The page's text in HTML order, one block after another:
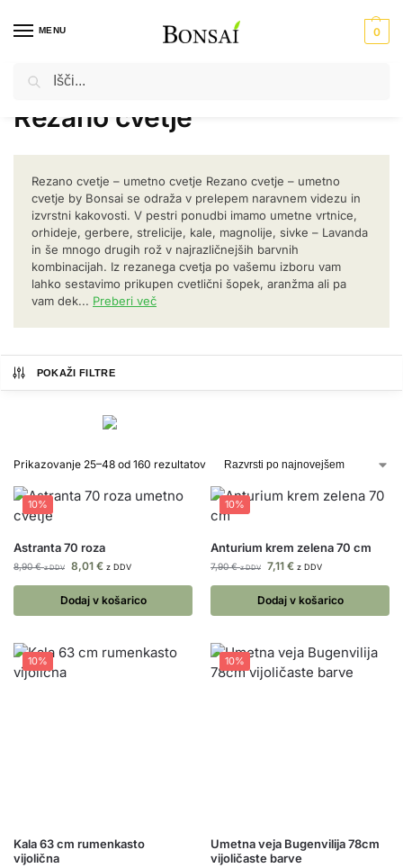
MENU 0
Domov / Umetno cvetje
Rezano cvetje
Rezano cvetje – umetno cvetje Rezano cvetje – umetno
cvetje by Bonsai se odraža v prelepem naravnem videzu in
izvrstni kakovosti. V pestri ponudbi imamo umetne vrtnice,
orhideje, gerbere, strelicije, kale, magnolije, sivke – Lavanda
in še mnogo drugih rož v najrazličnejših barvnih
kombinacijah. Iz rezanega cvetja po vašemu izboru vam
lahko sestavimo prikupen cvetlični šopek, aranžma ali pa
vam dek... Preberi več
POKAŽI FILTRE
Prikazovanje 25–48 od 160 rezultatov
10%
Astranta 70 roza
8,90€ z DDV 8,01 € z DDV
Dodaj v košarico
10%
Anturium krem zelena 70 cm
7,90€ z DDV 7,11 € z DDV
Dodaj v košarico
10%
Kala 63 cm rumenkasto
vijolična
10%
Umetna veja Bugenvilija 78cm
vijoličaste barve